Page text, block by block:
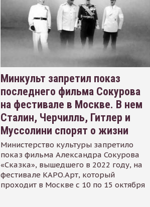
Минкульт запретил показ
последнего фильма Сокурова
на фестивале в Москве. В нем
Сталин, Черчилль, Гитлер и
Муссолини спорят о жизни
Министерство культуры запретило
показ фильма Александра Сокурова
«Сказка», вышедшего в 2022 году, на
фестивале КАРО.Арт, который
проходит в Москве с 10 по 15 октября